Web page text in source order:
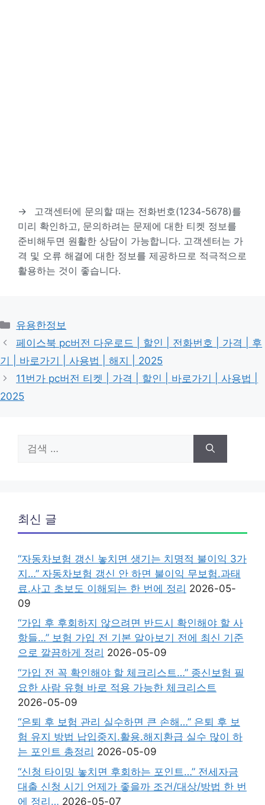
→
고객센터에 문의할 때는 전화번호(1234-5678)를
미리 확인하고, 문의하려는 문제에 대한 티켓 정보를
준비해두면 원활한 상담이 가능합니다. 고객센터는 가
격 및 오류 해결에 대한 정보를 제공하므로 적극적으로
활용하는 것이 좋습니다.
카
테
고
리
유용한정보
페이스북 pc버전 다운로드 | 할인 | 전화번호 | 가격 | 후
기 | 바로가기 | 사용법 | 해지 | 2025
11번가 pc버전 티켓 | 가격 | 할인 | 바로가기 | 사용법 |
2025
색:
최신 글
“자동차보험 갱신 놓치면 생기는 치명적 불이익 3가
지…” 자동차보험 갱신 안 하면 불이익 무보험.과태
료.사고 초보도 이해되는 한 번에 정리 2026-05-
09
“가입 후 후회하지 않으려면 반드시 확인해야 할 사
항들…” 보험 가입 전 기본 알아보기 전에 최신 기준
으로 깔끔하게 정리 2026-05-09
“가입 전 꼭 확인해야 할 체크리스트…” 종신보험 필
요한 사람 유형 바로 적용 가능한 체크리스트
2026-05-09
“은퇴 후 보험 관리 실수하면 큰 손해…” 은퇴 후 보
험 유지 방법 납입중지.활용.해지환급 실수 많이 하
는 포인트 총정리 2026-05-09
“신청 타이밍 놓치면 후회하는 포인트…” 전세자금
대출 신청 시기 언제가 좋을까 조건/대상/방법 한 번
에 정리… 2026-05-07